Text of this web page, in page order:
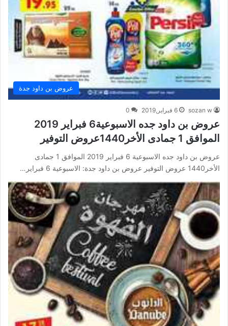
عروض بن داود جدة
sozan w 6 فبراير,2019 0
عروض بن داود جده الاسبوعية6 فبراير 2019
الموافق 1 جمادى الأخر1440عروض التوفير
عروض بن داود جده الاسبوعية 6 فبراير 2019 الموافق 1 جمادى
الأخر1440 عروض التوفير عروض بن داود جدة: الاسبوعية 6 فبراير…